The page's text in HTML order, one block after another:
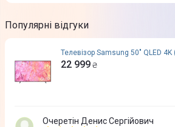
Популярні відгуки
Телевізор Samsung 50" QLED 4K
22 999 ₴
Очеретін Денис Сергійович